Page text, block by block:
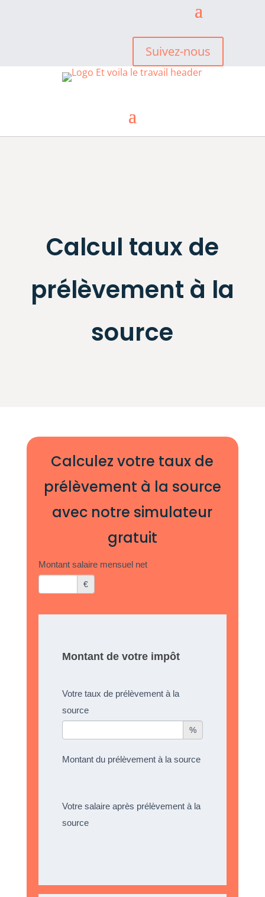
Suivez-nous
Calcul taux de
prélèvement à la
source
Calculez votre taux de
prélèvement à la source
avec notre simulateur
gratuit
Calcul
prelevement
source
Montant salaire mensuel net
€
Montant de votre impôt
Votre taux de prélèvement à la
source
%
Montant du prélèvement à la source
Votre salaire après prélèvement à la
source